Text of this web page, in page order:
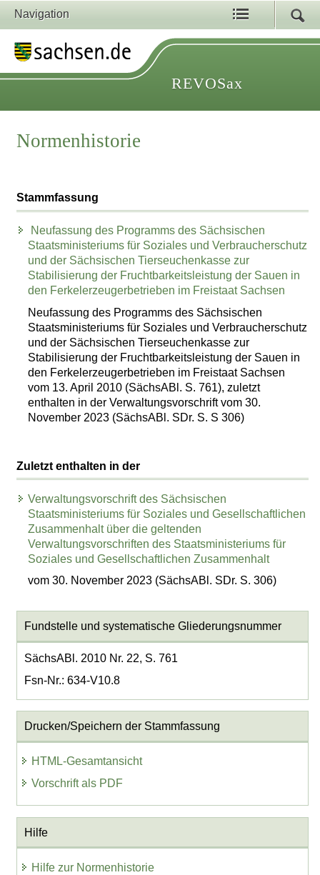
Navigation
REVOSax
Normenhistorie
Stammfassung
Neufassung des Programms des Sächsischen
Staatsministeriums für Soziales und Verbraucherschutz
und der Sächsischen Tierseuchenkasse zur
Stabilisierung der Fruchtbarkeitsleistung der Sauen in
den Ferkelerzeugerbetrieben im Freistaat Sachsen
Neufassung des Programms des Sächsischen
Staatsministeriums für Soziales und Verbraucherschutz
und der Sächsischen Tierseuchenkasse zur
Stabilisierung der Fruchtbarkeitsleistung der Sauen in
den Ferkelerzeugerbetrieben im Freistaat Sachsen
vom 13. April 2010 (SächsABl. S. 761), zuletzt
enthalten in der Verwaltungsvorschrift vom 30.
November 2023 (SächsABl. SDr. S. S 306)
Zuletzt enthalten in der
Verwaltungsvorschrift des Sächsischen
Staatsministeriums für Soziales und Gesellschaftlichen
Zusammenhalt über die geltenden
Verwaltungsvorschriften des Staatsministeriums für
Soziales und Gesellschaftlichen Zusammenhalt
vom 30. November 2023 (SächsABl. SDr. S. 306)
Fundstelle und systematische Gliederungsnummer
SächsABl. 2010 Nr. 22, S. 761
Fsn-Nr.: 634-V10.8
Drucken/Speichern der Stammfassung
HTML-Gesamtansicht
Vorschrift als PDF
Hilfe
Hilfe zur Normenhistorie